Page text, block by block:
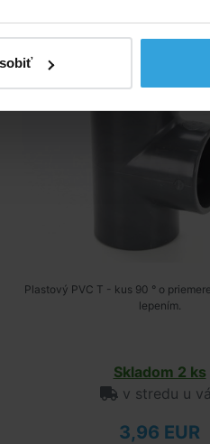
Plastový PVC T - kus 90 ° o
lepením.
Skladom 2 ks
v stredu u
3,96 EUR